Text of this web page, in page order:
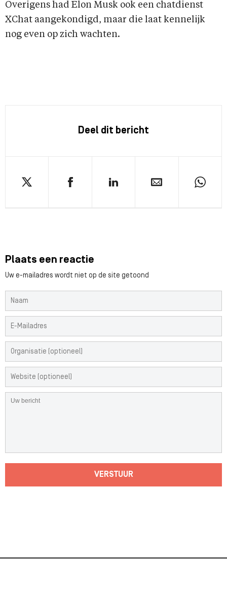
Overigens had Elon Musk ook een chatdienst
XChat aangekondigd, maar die laat kennelijk
nog even op zich wachten.
Deel dit bericht
Plaats een reactie
Uw e-mailadres wordt niet op de site getoond
VERSTUUR